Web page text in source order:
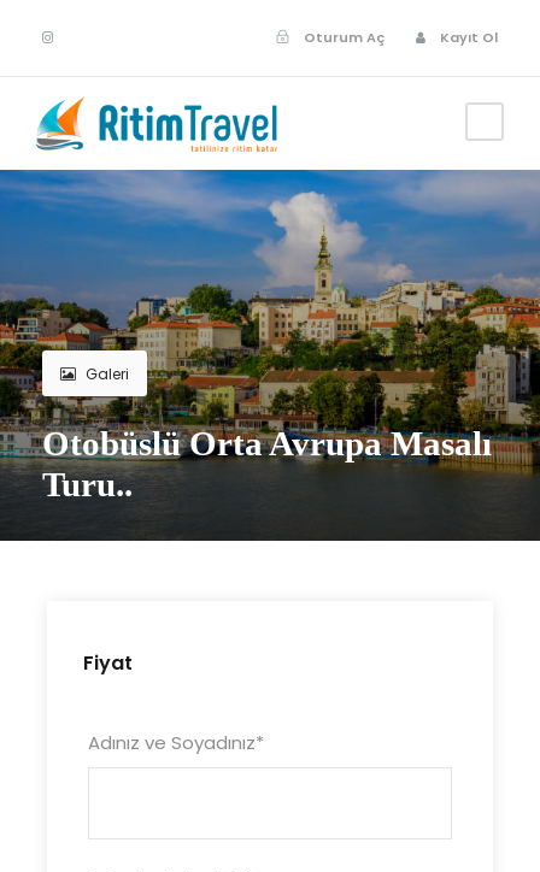
Oturum Aç Kayıt Ol
Galeri
Otobüslü Orta Avrupa Masalı
Turu..
Fiyat
Adınız ve Soyadınız*